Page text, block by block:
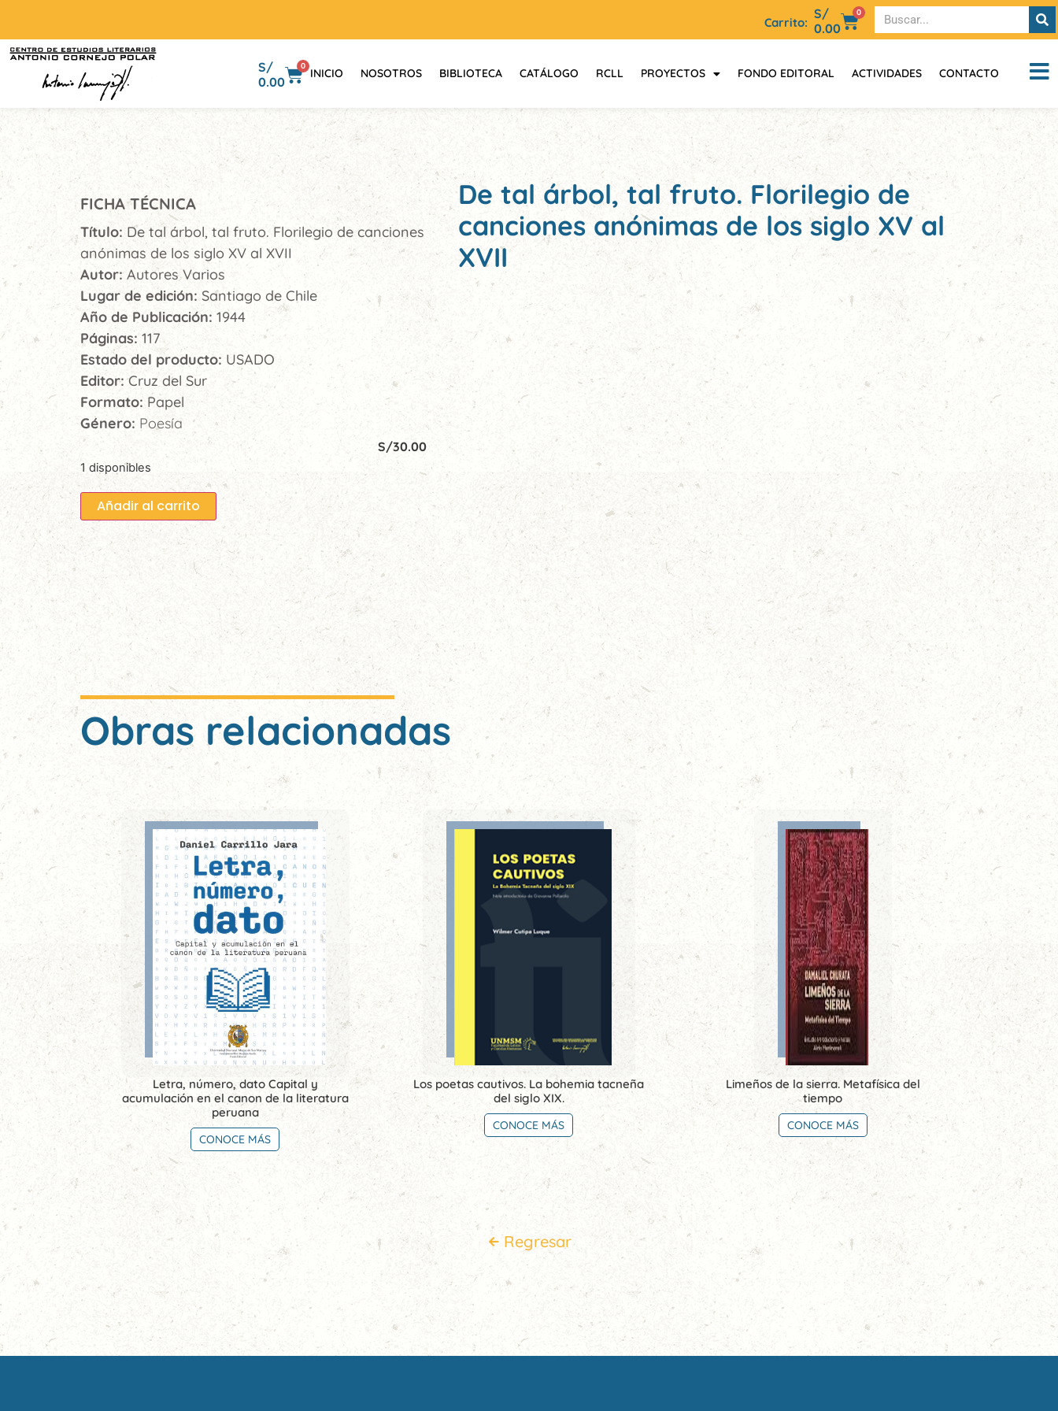
Carrito:
S/
0.00
0
S/
0.00
0
INICIO NOSOTROS BIBLIOTECA CATÁLOGO RCLL PROYECTOS FONDO EDITORAL ACTIVIDADES CONTACTO
FICHA TÉCNICA
Título: De tal árbol, tal fruto. Florilegio de canciones
anónimas de los siglo XV al XVII
Autor:Autores Varios
Lugar de edición: Santiago de Chile
Año de Publicación: 1944
Páginas: 117
Estado del producto: USADO
Editor:Cruz del Sur
Formato: Papel
Género: Poesía
S/30.00
1 disponibles
Añadir al carrito
De tal árbol, tal fruto. Florilegio de
canciones anónimas de los siglo XV al
XVII
Obras relacionadas
Letra, número, dato Capital y
acumulación en el canon de la literatura
peruana
CONOCE MÁS
Los poetas cautivos. La bohemia tacneña
del siglo XIX.
CONOCE MÁS
Limeños de la sierra. Metafísica del
tiempo
CONOCE MÁS
Regresar